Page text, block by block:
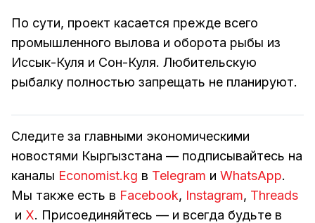
По сути, проект касается прежде всего
промышленного вылова и оборота рыбы из
Иссык-Куля и Сон-Куля. Любительскую
рыбалку полностью запрещать не планируют.
Следите за главными экономическими
новостями Кыргызстана — подписывайтесь на
каналы Economist.kg в Telegram и WhatsApp.
Мы также есть в Facebook, Instagram, Threads
и Х. Присоединяйтесь — и всегда будьте в